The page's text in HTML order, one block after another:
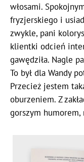
włosami.
fryzjerskiego i
zwykle, pani
klientki odcień
gawędziła. Nagle
To był dla Wandy
Przecież jestem
oburzeniem. Z
gorszym humorem,